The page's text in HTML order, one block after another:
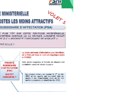
des droits à retraite des parents
médicales
du dispositif